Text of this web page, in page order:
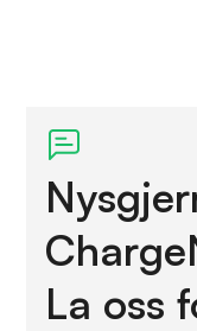
La oss